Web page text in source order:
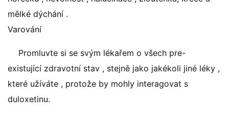
mělké dýchání .
Varování
Promluvte si se svým lékařem o všech pre-
existující zdravotní stav , stejně jako jakékoli jiné léky ,
které užíváte , protože by mohly interagovat s
duloxetinu.